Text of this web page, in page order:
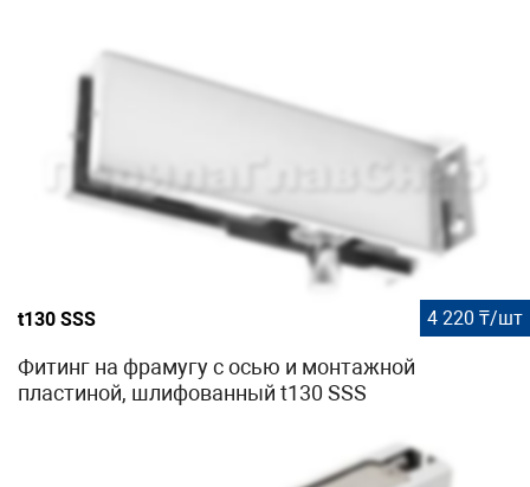
t130 SSS 4 220 ₸/шт
Фитинг на фрамугу с осью и монтажной
пластиной, шлифованный t130 SSS